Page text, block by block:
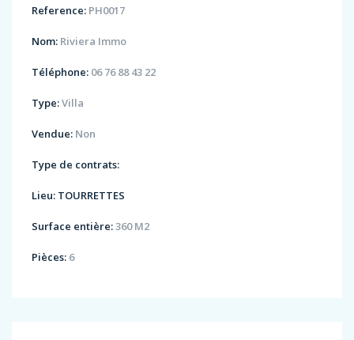
Reference: PH0017
Nom: Riviera Immo
Téléphone: 06 76 88 43 22
Type:Villa
Vendue: Non
Type de contrats:
Lieu: TOURRETTES
Surface entière: 360 M2
Pièces: 6